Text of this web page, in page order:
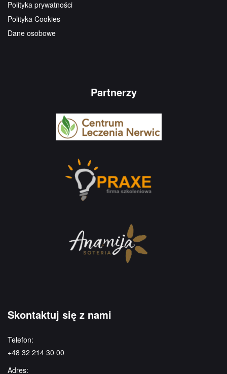
Polityka prywatności
Polityka Cookies
Dane osobowe
Partnerzy
Skontaktuj się z nami
Telefon:
+48 32 214 30 00
Adres: